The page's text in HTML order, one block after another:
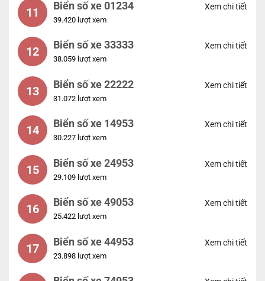
11 Biển số xe 01234
39.420 lượt xem
Xem chi tiết
12 Biển số xe 33333
38.059 lượt xem
Xem chi tiết
13 Biển số xe 22222
31.072 lượt xem
Xem chi tiết
14 Biển số xe 14953
30.227 lượt xem
Xem chi tiết
15 Biển số xe 24953
29.109 lượt xem
Xem chi tiết
16 Biển số xe 49053
25.422 lượt xem
Xem chi tiết
17 Biển số xe 44953
23.898 lượt xem
Xem chi tiết